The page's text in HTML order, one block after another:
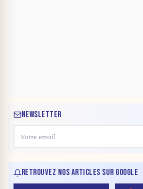
NEWSLETTER
RETROUVEZ NOS ARTICLES SUR GOOGLE